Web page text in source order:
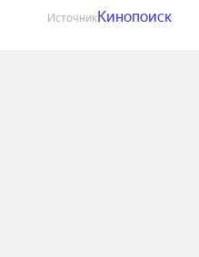
ИсточникКинопоиск